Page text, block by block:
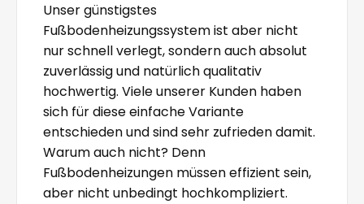
Unser günstigstes
Fußbodenheizungssystem ist aber nicht
nur schnell verlegt, sondern auch absolut
zuverlässig und natürlich qualitativ
hochwertig. Viele unserer Kunden haben
sich für diese einfache Variante
entschieden und sind sehr zufrieden damit.
Warum auch nicht? Denn
Fußbodenheizungen müssen effizient sein,
aber nicht unbedingt hochkompliziert.